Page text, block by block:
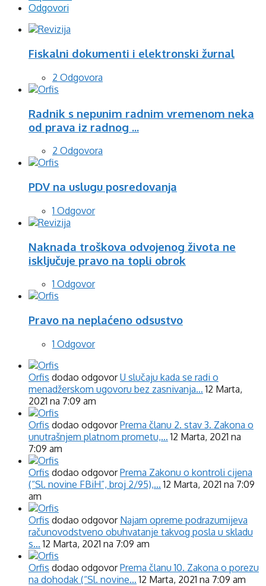
Odgovori
Fiskalni dokumenti i elektronski žurnal
2 Odgovora
Radnik s nepunim radnim vremenom neka
od prava iz radnog ...
2 Odgovora
PDV na uslugu posredovanja
1 Odgovor
Naknada troškova odvojenog života ne
isključuje pravo na topli obrok
1 Odgovor
Pravo na neplaćeno odsustvo
1 Odgovor
Orfis dodao odgovorU slučaju kada se radi o
menadžerskom ugovoru bez zasnivanja… 12 Marta,
2021 na 7:09 am
Orfis dodao odgovorPrema članu 2. stav 3. Zakona o
unutrašnjem platnom prometu,… 12 Marta, 2021 na
7:09 am
Orfis dodao odgovorPrema Zakonu o kontroli cijena
(“Sl. novine FBiH”, broj 2/95),… 12 Marta, 2021 na 7:09
am
Orfis dodao odgovor Najam opreme podrazumijeva
računovodstveno obuhvatanje takvog posla u skladu
s… 12 Marta, 2021 na 7:09 am
Orfis dodao odgovorPrema članu 10. Zakona o porezu
na dohodak (“Sl. novine… 12 Marta, 2021 na 7:09 am